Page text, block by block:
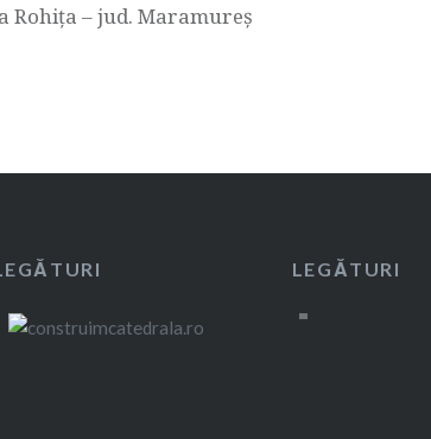
Rohița – jud. Maramureș
LEGĂTURI